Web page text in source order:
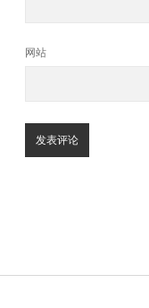
网站